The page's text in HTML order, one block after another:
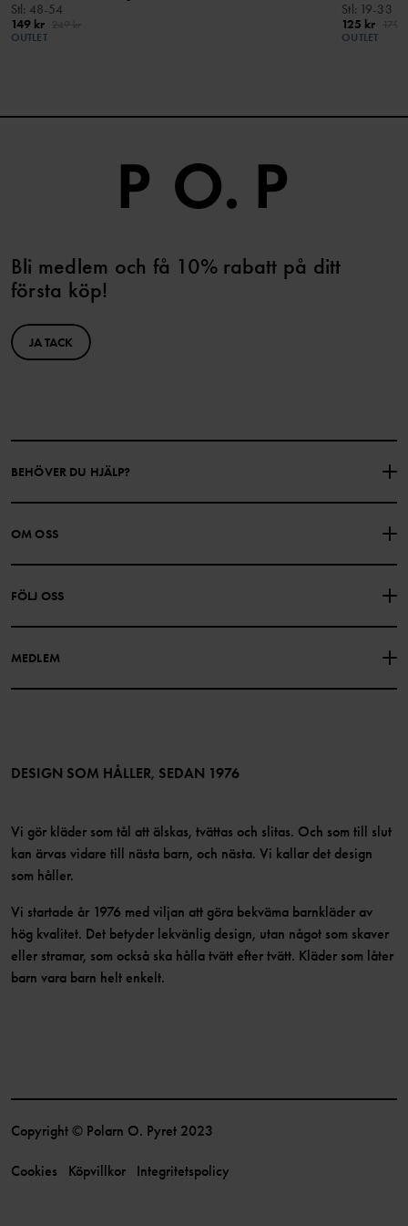
Stl: 48-54
149 kr
OUTLET
Stl: 19-33
125 kr
OUTLET
Bli medlem och få 10% rabatt på ditt
första köp!
JA TACK
BEHÖVER DU HJÄLP?
KONTAKTA OSS
PRESENTKORTSALDO KÖPVILLKOR
INTEGRITETSPOLICY
OM OSS
FÖLJ OSS
MEDLEM
Bli medlem
DESIGN SOM HÅLLER, SEDAN 1976
Vi gör kläder som tål att älskas, tvättas och slitas. Och som till slut
kan ärvas vidare till nästa barn, och nästa. Vi kallar det design
som håller.
Vi startade år 1976 med viljan att göra bekväma barnkläder av
hög kvalitet. Det betyder lekvänlig design, utan något som skaver
eller stramar, som också ska hålla tvätt efter tvätt. Kläder som låter
barn vara barn helt enkelt.
Copyright © Polarn O. Pyret 2023
Cookies Köpvillkor Integritetspolicy